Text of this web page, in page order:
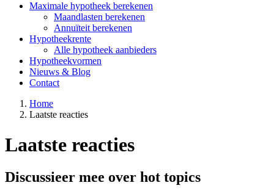
Maximale hypotheek berekenen
Maandlasten berekenen
Annuïteit berekenen
Hypotheekrente
Alle hypotheek aanbieders
Hypotheekvormen
Nieuws & Blog
Contact
Home
Laatste reacties
Laatste reacties
Discussieer mee over hot topics